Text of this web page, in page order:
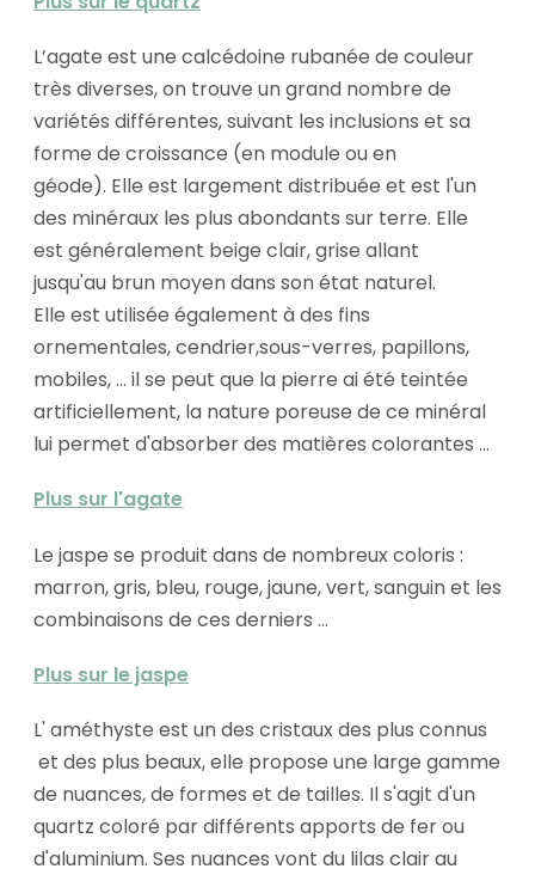
L’agate est une calcédoine rubanée de couleur
très diverses, on trouve un grand nombre de
variétés différentes, suivant les inclusions et sa
forme de croissance (en module ou en
géode). Elle est largement distribuée et est l'un
des minéraux les plus abondants sur terre. Elle
est généralement beige clair, grise allant
jusqu'au brun moyen dans son état naturel.
Elle est utilisée également à des fins
ornementales, cendrier,sous-verres, papillons,
mobiles, ... il se peut que la pierre ai été teintée
artificiellement, la nature poreuse de ce minéral
lui permet d'absorber des matières colorantes ...
Plus sur l'agate
Le jaspe se produit dans de nombreux coloris :
marron, gris, bleu, rouge, jaune, vert, sanguin et les
combinaisons de ces derniers ...
Plus sur le jaspe
L' améthyste est un des cristaux des plus connus
et des plus beaux, elle propose une large gamme
de nuances, de formes et de tailles. Il s'agit d'un
quartz coloré par différents apports de fer ou
d'aluminium. Ses nuances vont du lilas clair au